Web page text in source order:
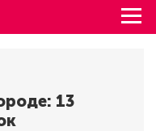
: 13